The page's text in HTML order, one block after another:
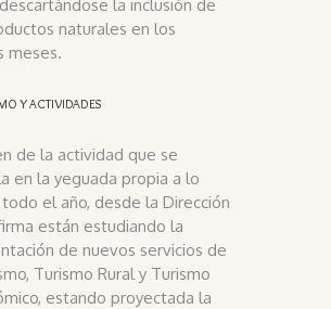
la inclusión de
naturales en los
meses.
Y ACTIVIDADES
de la actividad que se
en la yeguada propia a lo
el año, desde la Dirección
están estudiando la
de nuevos servicios de
Turismo Rural y Turismo
estando proyectada la